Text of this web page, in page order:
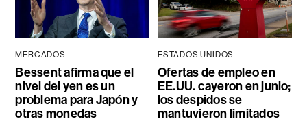
MERCADOS
Bessent afirma que el
nivel del yen es un
problema para Japón y
otras monedas
ESTADOS UNIDOS
Ofertas de empleo en
EE.UU. cayeron en junio;
los despidos se
mantuvieron limitados